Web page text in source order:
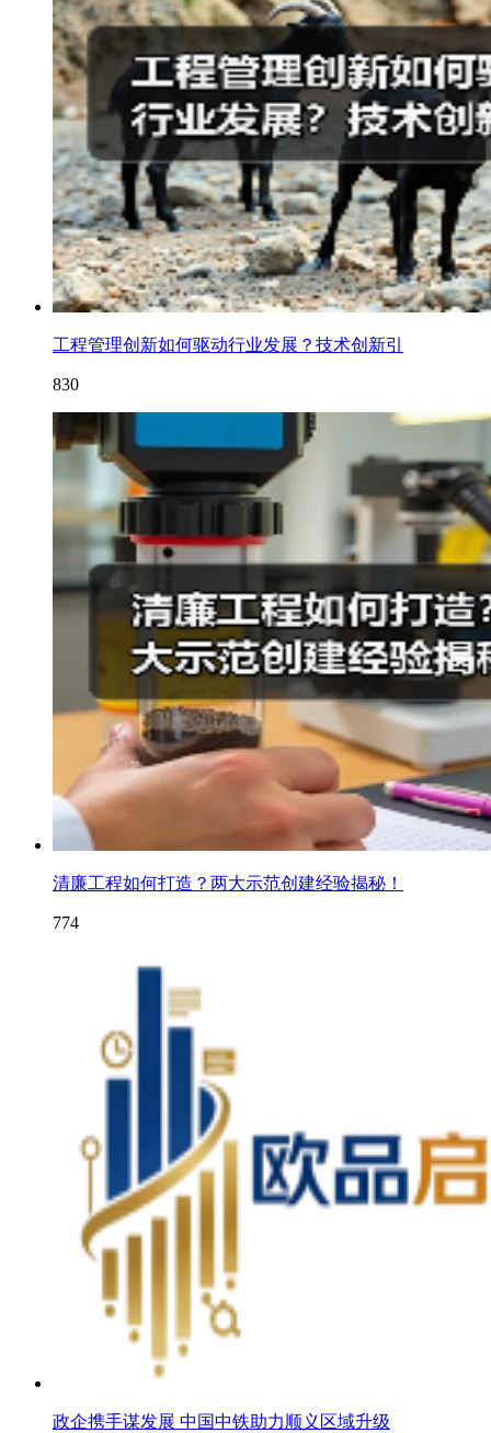
工程管理创新如何驱动行业发展？技术创新引
830
清廉工程如何打造？两大示范创建经验揭秘！
774
政企携手谋发展 中国中铁助力顺义区域升级